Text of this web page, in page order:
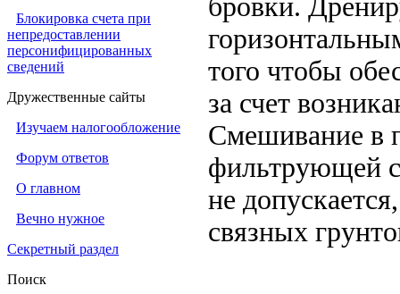
Блокировка счета при
непредоставлении
персонифицированных
сведений
Дружественные сайты
Изучаем налогообложение
Форум ответов
О главном
Вечно нужное
Секретный раздел
Поиск
бровки.
того чтобы
за счет
Смешивание в
фильтрующей
не
связных